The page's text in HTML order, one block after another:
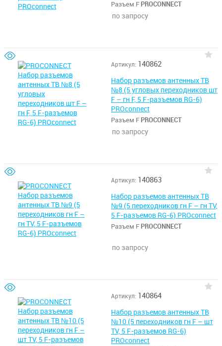
Разъем F PROCONNECT
по запросу
Артикул: 140862
Набор разъемов антенных ТВ
№8 (5 угловых переходников шт
F – гн F, 5 F-разъемов RG-6)
PROconnect
Разъем F PROCONNECT
по запросу
Артикул: 140863
Набор разъемов антенных ТВ
№9 (5 переходников гн F – гн TV,
5 F-разъемов RG-6) PROconnect
Разъем F PROCONNECT
по запросу
Артикул: 140864
Набор разъемов антенных ТВ
№10 (5 переходников гн F – шт
TV, 5 F-разъемов RG-6)
PROconnect